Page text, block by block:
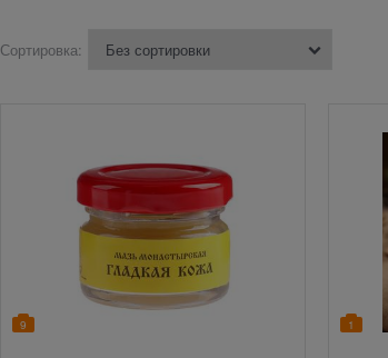
Сортировка:
9 1